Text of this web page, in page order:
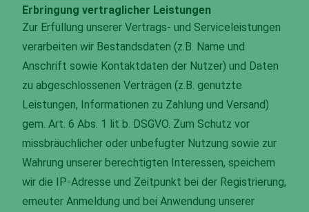
Erbringung vertraglicher Leistungen
Zur Erfüllung unserer Vertrags- und Serviceleistungen
verarbeiten wir Bestandsdaten (z.B. Name und
Anschrift sowie Kontaktdaten der Nutzer) und Daten
zu abgeschlossenen Verträgen (z.B. genutzte
Leistungen, Informationen zu Zahlung und Versand)
gem. Art. 6 Abs. 1 lit b. DSGVO. Zum Schutz vor
missbräuchlicher oder unbefugter Nutzung sowie zur
Wahrung unserer berechtigten Interessen, speichern
wir die IP-Adresse und Zeitpunkt bei der Registrierung,
erneuter Anmeldung und bei Anwendung unserer